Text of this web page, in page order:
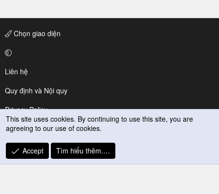
Chọn giao diện
Liên hệ
Quy định và Nội quy
Privacy Policy
Trợ giúp
R
S
This site uses cookies. By continuing to use this site, you are
agreeing to our use of cookies.
Accept Tìm hiểu thêm.…